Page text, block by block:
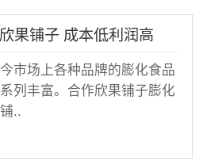
果铺子 成本低利润高
市场上各种品牌的膨化食品
列丰富。合作欣果铺子膨化
..